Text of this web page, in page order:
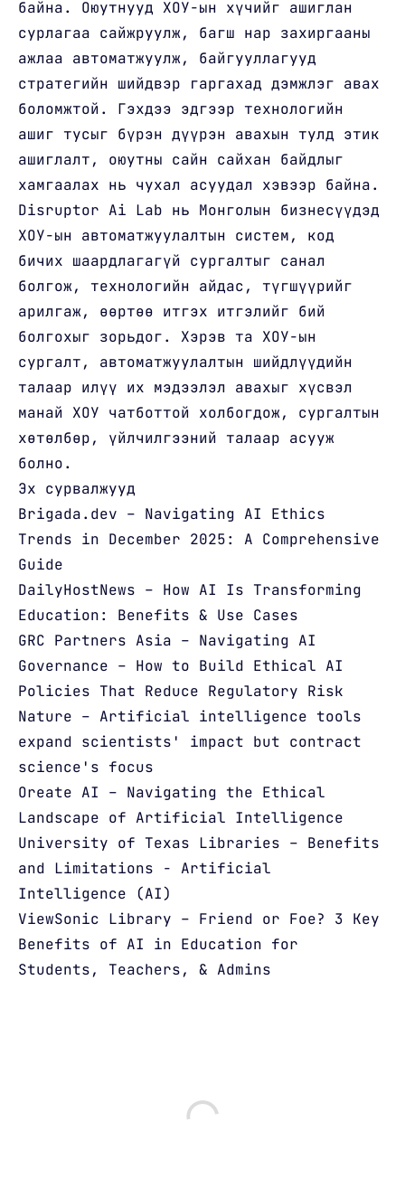
байна. Оюутнууд ХОУ-ын хүчийг ашиглан
сурлагаа сайжруулж, багш нар захиргааны
ажлаа автоматжуулж, байгууллагууд
стратегийн шийдвэр гаргахад дэмжлэг авах
боломжтой. Гэхдээ эдгээр технологийн
ашиг тусыг бүрэн дүүрэн авахын тулд этик
ашиглалт, оюутны сайн сайхан байдлыг
хамгаалах нь чухал асуудал хэвээр байна.
Disruptor Ai Lab нь Монголын бизнесүүдэд
ХОУ-ын автоматжуулалтын систем, код
бичих шаардлагагүй сургалтыг санал
болгож, технологийн айдас, түгшүүрийг
арилгаж, өөртөө итгэх итгэлийг бий
болгохыг зорьдог. Хэрэв та ХОУ-ын
сургалт, автоматжуулалтын шийдлүүдийн
талаар илүү их мэдээлэл авахыг хүсвэл
манай ХОУ чатботтой холбогдож, сургалтын
хөтөлбөр, үйлчилгээний талаар асууж
болно.
Эх сурвалжууд
Brigada.dev – Navigating AI Ethics
Trends in December 2025: A Comprehensive
Guide
DailyHostNews – How AI Is Transforming
Education: Benefits & Use Cases
GRC Partners Asia – Navigating AI
Governance – How to Build Ethical AI
Policies That Reduce Regulatory Risk
Nature – Artificial intelligence tools
expand scientists' impact but contract
science's focus
Oreate AI – Navigating the Ethical
Landscape of Artificial Intelligence
University of Texas Libraries – Benefits
and Limitations - Artificial
Intelligence (AI)
ViewSonic Library – Friend or Foe? 3 Key
Benefits of AI in Education for
Students, Teachers, & Admins